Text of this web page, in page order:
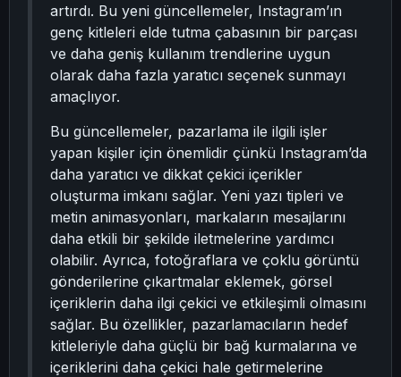
artırdı. Bu yeni güncellemeler, Instagram’ın
genç kitleleri elde tutma çabasının bir parçası
ve daha geniş kullanım trendlerine uygun
olarak daha fazla yaratıcı seçenek sunmayı
amaçlıyor.
Bu güncellemeler, pazarlama ile ilgili işler
yapan kişiler için önemlidir çünkü Instagram’da
daha yaratıcı ve dikkat çekici içerikler
oluşturma imkanı sağlar. Yeni yazı tipleri ve
metin animasyonları, markaların mesajlarını
daha etkili bir şekilde iletmelerine yardımcı
olabilir. Ayrıca, fotoğraflara ve çoklu görüntü
gönderilerine çıkartmalar eklemek, görsel
içeriklerin daha ilgi çekici ve etkileşimli olmasını
sağlar. Bu özellikler, pazarlamacıların hedef
kitleleriyle daha güçlü bir bağ kurmalarına ve
içeriklerini daha çekici hale getirmelerine